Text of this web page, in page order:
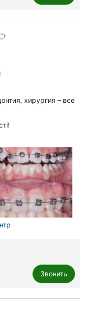
хирургия – все
Звонить